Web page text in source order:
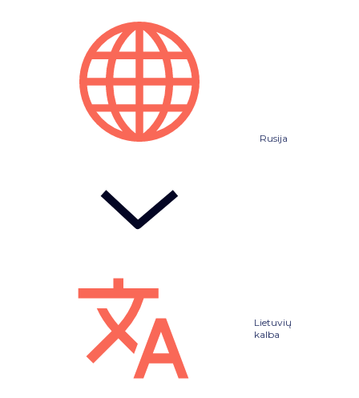
Rusija
Lietuvių
kalba